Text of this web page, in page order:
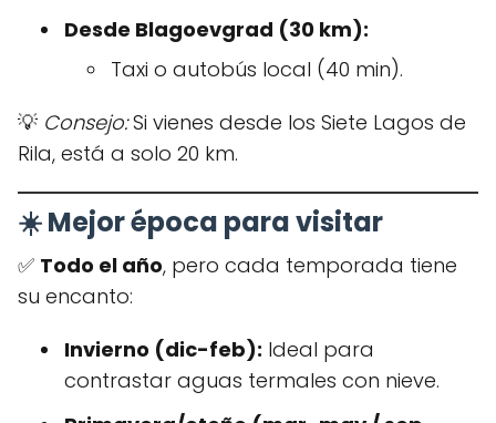
Desde Blagoevgrad (30 km):
Taxi o autobús local (40 min).
💡 Consejo:Si vienes desde los Siete Lagos de
Rila, está a solo 20 km.
☀️ Mejor época para visitar
✅ Todo el año, pero cada temporada tiene
su encanto:
Invierno (dic-feb): Ideal para
contrastar aguas termales con nieve.